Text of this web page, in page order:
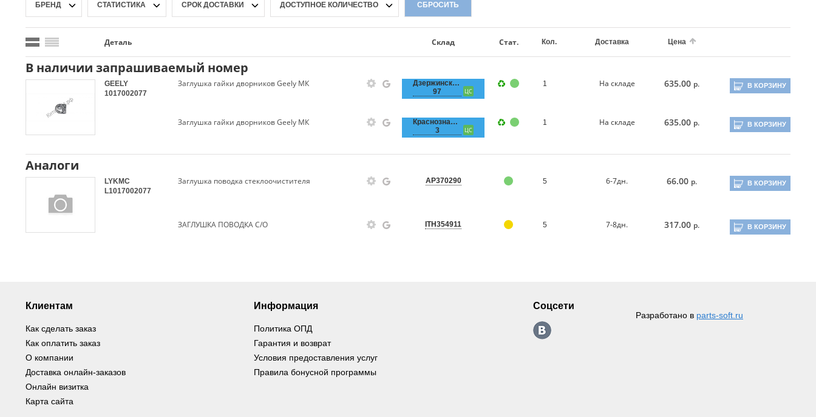
БРЕНД СТАТИСТИКА СРОК ДОСТАВКИ ДОСТУПНОЕ КОЛИЧЕСТВО СБРОСИТЬ
Деталь Склад Стат. Кол. Доставка Цена
В наличии запрашиваемый номер
GEELY
1017002077
Заглушка гайки дворников Geely МК
Дзержинского,
97
ЦС
1 На складе 635.00 р. В КОРЗИНУ
Заглушка гайки дворников Geely МК
Краснознаменная,
3
ЦС
1 На складе 635.00 р. В КОРЗИНУ
Аналоги
LYKMC
L1017002077
Заглушка поводка стеклоочистителя AP370290 5 6-7дн. 66.00 р. В КОРЗИНУ
ЗАГЛУШКА ПОВОДКА С/О ITH354911 5 7-8дн. 317.00 р. В КОРЗИНУ
Клиентам
Как сделать заказ
Как оплатить заказ
О компании
Доставка онлайн-заказов
Онлайн визитка
Карта сайта
Информация
Политика ОПД
Гарантия и возврат
Условия предоставления услуг
Правила бонусной программы
Соцсети
Разработано в parts-soft.ru